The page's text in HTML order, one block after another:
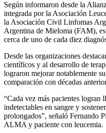
Según informaron desde la
integrada por la Asociación
la Asociación Civil Linfomas
Argentina de Mieloma (FAM),
cerca de uno de cada diez
Desde las organizaciones
científicos y al desarrollo de
lograron mejorar notablemente
comparación con décadas
“Cada vez más pacientes logran
indetectables en sangre y
prolongados”, señaló Fernando
ALMA y paciente con leucemia.